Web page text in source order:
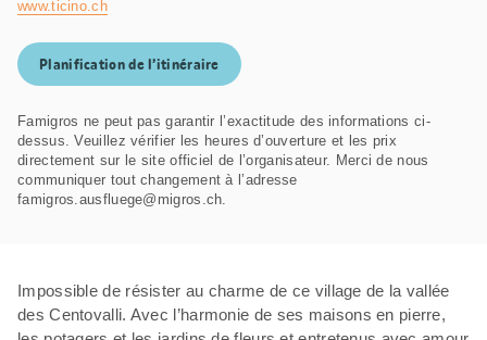
www.ticino.ch
Planification de l’itinéraire
Famigros ne peut pas garantir l’exactitude des informations ci-
dessus. Veuillez vérifier les heures d’ouverture et les prix
directement sur le site officiel de l’organisateur. Merci de nous
communiquer tout changement à l’adresse
famigros.ausfluege@migros.ch.
Impossible de résister au charme de ce village de la vallée
des Centovalli. Avec l’harmonie de ses maisons en pierre,